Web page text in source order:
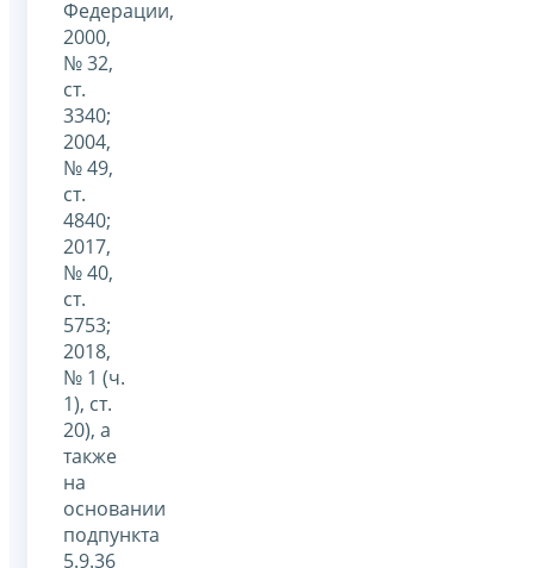
Федерации,
2000,
№ 32,
ст.
3340;
2004,
№ 49,
ст.
4840;
2017,
№ 40,
ст.
5753;
2018,
№ 1 (ч.
1), ст.
20), а
также
на
основании
подпункта
5.9.36